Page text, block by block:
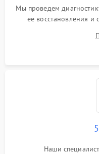
Мы проведем
ее восстановления и
Наши